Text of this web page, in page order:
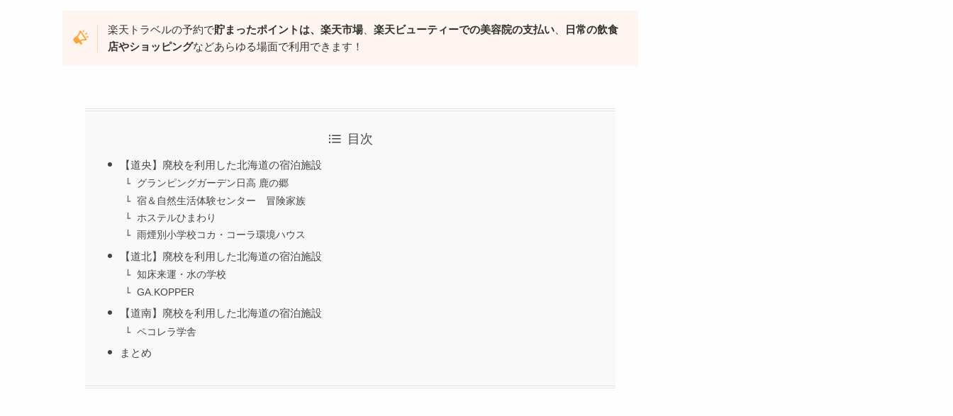
楽天トラベルの予約で貯まったポイントは、楽天市場、 楽天ビューティーでの美容院の支払い、
日常の飲食
店やショッピングなどあらゆる場面で利用できます！
目次
【道央】廃校を利用した北海道の宿泊施設
グランピングガーデン日高 鹿の郷
宿＆自然生活体験センター 冒険家族
ホステルひまわり
雨煙別小学校コカ・コーラ環境ハウス
【道北】廃校を利用した北海道の宿泊施設
知床来運・水の学校
GA.KOPPER
【道南】廃校を利用した北海道の宿泊施設
ペコレラ学舎
まとめ